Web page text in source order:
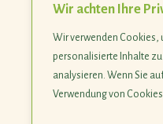
Wir achten Ihre
Wir verwenden Cookies,
personalisierte Inhalte
analysieren. Wenn Sie
Verwendung von
und Habitate.
SICONA hat
LIFE